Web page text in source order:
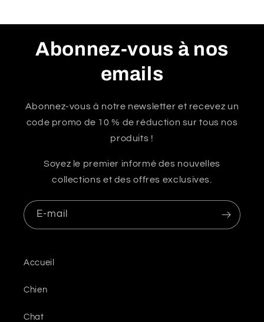
Abonnez-vous à nos
emails
Abonnez-vous à notre newsletter et recevez un
code promo de 10 % de réduction sur tous nos
produits !
Soyez le premier informé des nouvelles
collections et des offres exclusives.
E-mail
Accueil
Chien
Chat